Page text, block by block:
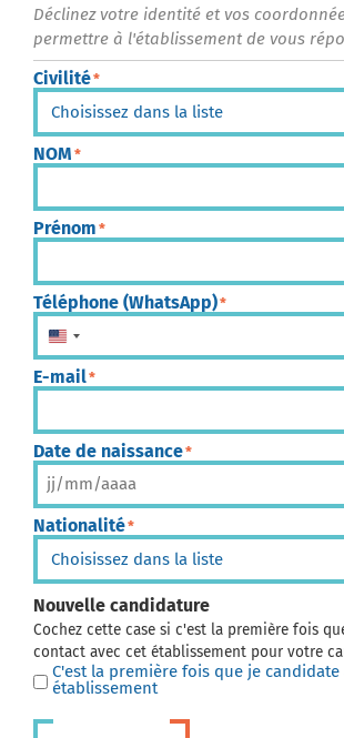
Déclinez votre identité et vos
permettre à l'établissement de vous
Civilité*
NOM *
Prénom *
Téléphone (WhatsApp)*
États-Unis +1
E-mail*
Date de naissance*
Nationalité*
Nouvelle candidature
Cochez cette case si c'est la première fois
contact avec cet établissement pour votre
C'est la première fois que je candidate
établissement